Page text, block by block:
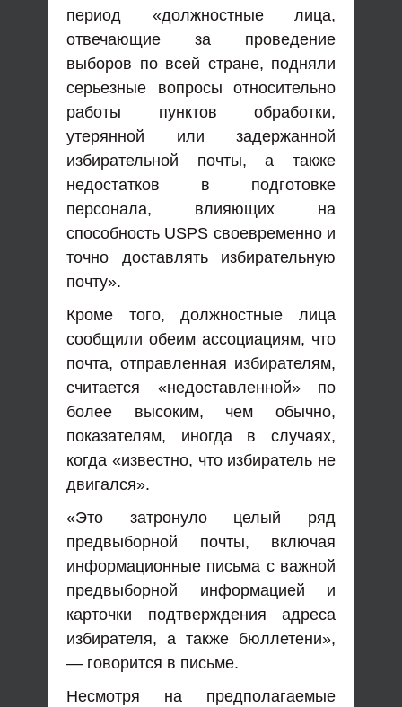
период «должностные лица,
отвечающие за проведение
выборов по всей стране, подняли
серьезные вопросы относительно
работы пунктов обработки,
утерянной или задержанной
избирательной почты, а также
недостатков в подготовке
персонала, влияющих на
способность USPS своевременно и
точно доставлять избирательную
почту».
Кроме того, должностные лица
сообщили обеим ассоциациям, что
почта, отправленная избирателям,
считается «недоставленной» по
более высоким, чем обычно,
показателям, иногда в случаях,
когда «известно, что избиратель не
двигался».
«Это затронуло целый ряд
предвыборной почты, включая
информационные письма с важной
предвыборной информацией и
карточки подтверждения адреса
избирателя, а также бюллетени»,
— говорится в письме.
Несмотря на предполагаемые